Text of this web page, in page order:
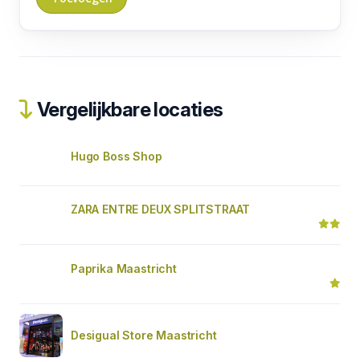
Vergelijkbare locaties
Hugo Boss Shop
ZARA ENTRE DEUX SPLITSTRAAT
Paprika Maastricht
Desigual Store Maastricht